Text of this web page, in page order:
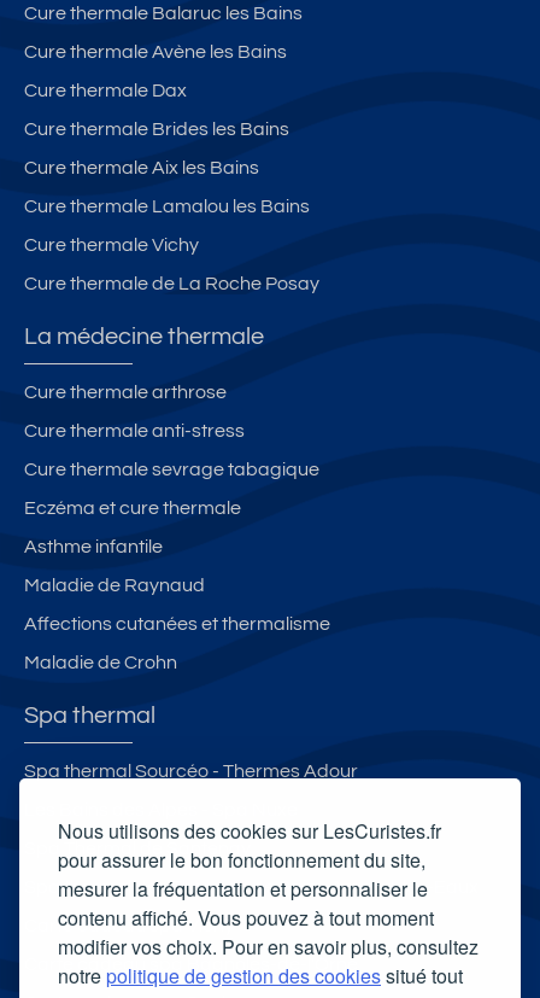
Nous utilisons des cookies sur LesCuristes.fr
pour assurer le bon fonctionnement du site,
mesurer la fréquentation et personnaliser le
contenu affiché. Vous pouvez à tout moment
modifier vos choix. Pour en savoir plus, consultez
notrepolitique de gestion des cookiessitué tout
Cure thermale Balaruc les Bains
Cure thermale Avène les Bains
Cure thermale Dax
Cure thermale Brides les Bains
Cure thermale Aix les Bains
Cure thermale Lamalou les Bains
Cure thermale Vichy
Cure thermale de La Roche Posay
La médecine thermale
Cure thermale arthrose
Cure thermale anti-stress
Cure thermale sevrage tabagique
Eczéma et cure thermale
Asthme infantile
Maladie de Raynaud
Affections cutanées et thermalisme
Maladie de Crohn
Spa thermal
Spa thermal Sourcéo - Thermes Adour
Spa thermal des Thermes de Saint-Amand-les-Eaux
Carte cadeau spa Vichy
Carte cadeau spa Bagnoles-de-l'Orne